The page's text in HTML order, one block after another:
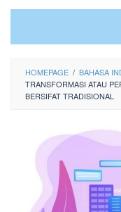
HOMEPAGE / BAHASA
TRANSFORMASI ATAU
BERSIFAT TRADISIONAL